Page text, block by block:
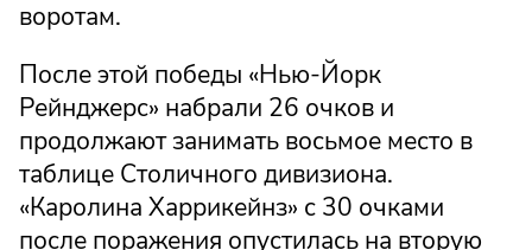
воротам.
После этой победы «Нью-Йорк
Рейнджерс» набрали 26 очков и
продолжают занимать восьмое место в
таблице Столичного дивизиона.
«Каролина Харрикейнз» с 30 очками
после поражения опустилась на вторую